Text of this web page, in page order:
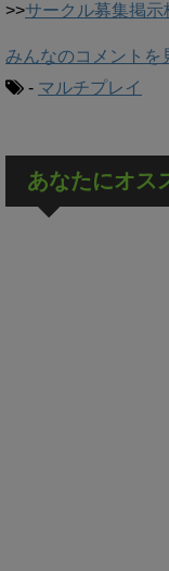
>>サークル募集掲示
みんなのコメントを
- マルチプレイ
あなたにオス